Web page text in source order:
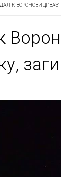
ВОРОНОВИЦІ "ВАЗ"